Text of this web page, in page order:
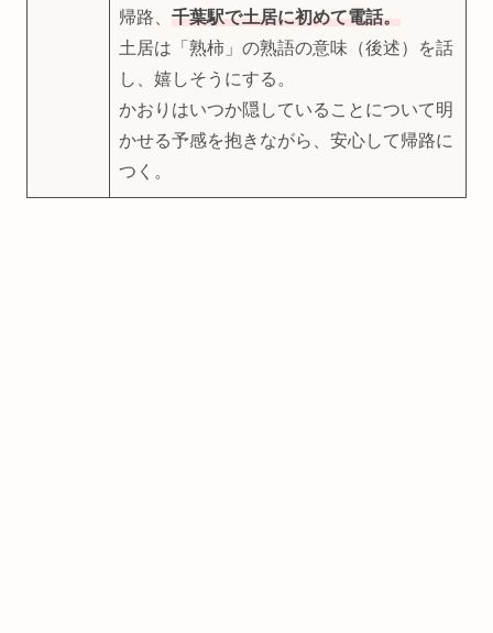
帰路、 千葉駅で土居に初めて電話。
土居は「熟柿」の熟語の意味（後述）を話
し、嬉しそうにする。
かおりはいつか隠していることについて明
かせる予感を抱きながら、安心して帰路に
つく。